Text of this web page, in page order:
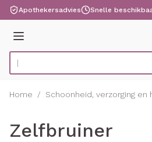
Ga naar de inhoud
Apothekersadvies Snelle
Menu
Product, merk, categorie...
Home / Schoonheid, verzorging en
Zelfbruiner